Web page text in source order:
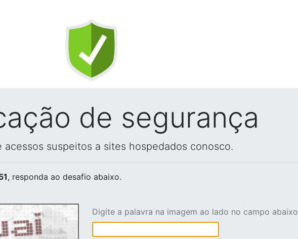
de segurança
suspeitos a sites hospedados conosco.
, responda ao desafio abaixo.
Digite a palavra na imagem ao lado no campo abaixo